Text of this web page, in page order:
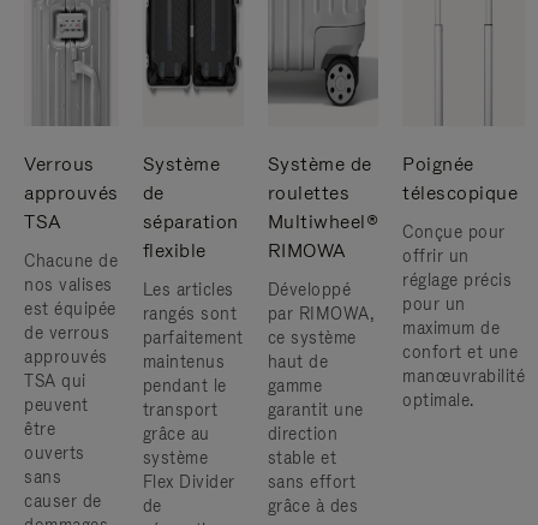
Verrous
approuvés
TSA
Chacune de
nos valises
est équipée
de verrous
approuvés
TSA qui
peuvent
être
ouverts
sans
causer de
Système
de
séparation
flexible
Les articles
rangés sont
parfaitement
maintenus
pendant le
transport
grâce au
système
Flex Divider
de
Système de
roulettes
Multiwheel®
RIMOWA
Développé
par RIMOWA,
ce système
haut de
gamme
garantit une
direction
stable et
sans effort
grâce à des
Poignée
télescopique
Conçue pour
offrir un
réglage précis
pour un
maximum de
confort et une
manœuvrabilité
optimale.